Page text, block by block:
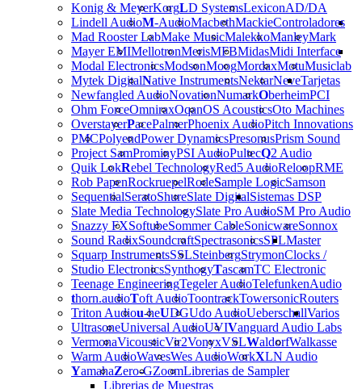
Konig & MeyerKorgLD SystemsLexicon
Lindell AudioM-AudioMacbethMackie
Mad Rooster LabMake MusicMalekkoManleyMark
Mayer EMIMellotronMerisMFBMidas
Modal ElectronicsModsonMoogMordaxMotuMusiclab
Mytek DigitalNative InstrumentsNektarNeve
Newfangled AudioNovationNumarkOberheim
Ohm ForceOmniraxOqanOS AcousticsOto Machines
OverstayerPacePalmerPhoenix AudioPitch Innovations
PMCPolyendPower DynamicsPresonusPrism Sound
Project SamProminyPSI AudioPultecQ2 Audio
Quik LokRebel TechnologyRed5 AudioReloopRME
Rob PapenRockruepelRodeSample LogicSamson
SequentialSeratoShureSlate Digital
Slate Media TechnologySlate Pro AudioSM Pro Audio
Snazzy FXSoftubeSommer CableSonicwareSonnox
Sound RadixSoundcraftSpectrasonicsSPL
Squarp InstrumentsSSLSteinbergStrymon
Studio ElectronicsSynthogyTascamTC Electronic
Teenage EngineeringTegeler AudioTelefunken
thorn.audioToft AudioToontrackTowersonic
Triton Audiou-heUDGUdo AudioUeberschall
UltrasoneUniversal AudioUVIVanguard Audio Labs
VermonaVicousticVir2VonyxVSLWaldorfWalkasse
Warm AudioWavesWes AudioWorkXLN Audio
YamahaZero-GZoom
AD/DA
Controladores
Midi Interface
Tarjetas
PCI
Sistemas DSP
Master
Clocks /
Audio
Routers
Varios
Librerias de Sampler
Librerias de Muestras